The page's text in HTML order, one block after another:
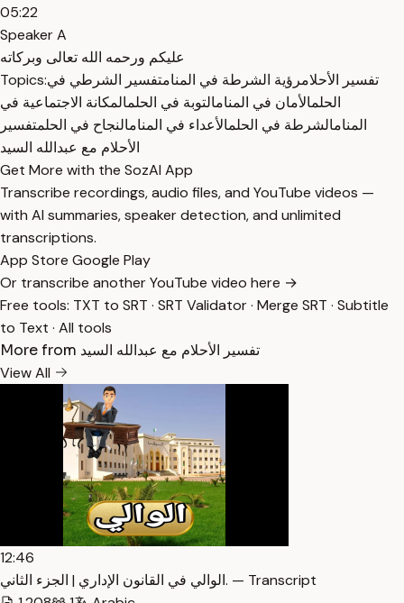
05:22
Speaker A
عليكم ورحمه الله تعالى وبركاته
Topics:
تفسير الأحلامرؤية الشرطة في المنامتفسير الشرطي في
الحلمالأمان في المنامالتوبة في الحلمالمكانة الاجتماعية في
المنامالشرطة في الحلمالأعداء في المنامالنجاح في الحلمتفسير
الأحلام مع عبدالله السيد
Get More with the SozAI App
Transcribe recordings, audio files, and YouTube videos —
with AI summaries, speaker detection, and unlimited
transcriptions.
App Store Google Play
Or transcribe another YouTube video here →
Free tools: TXT to SRT · SRT Validator· Merge SRT · Subtitle
to Text · All tools
More from تفسير الأحلام مع عبدالله السيد
View All
12:46
الوالي في القانون الإداري | الجزء الثاني. — Transcript